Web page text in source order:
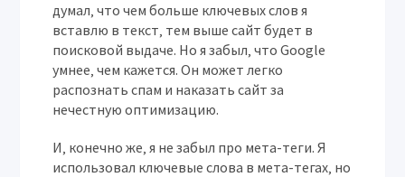
думал‚ что чем больше ключевых слов я
вставлю в текст‚ тем выше сайт будет в
поисковой выдаче. Но я забыл‚ что Google
умнее‚ чем кажется. Он может легко
распознать спам и наказать сайт за
нечестную оптимизацию.
И‚ конечно же‚ я не забыл про мета-теги. Я
использовал ключевые слова в мета-тегах‚ но